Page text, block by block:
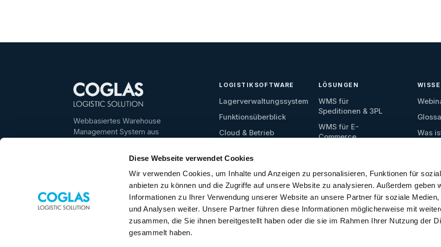
Diese Webseite verwendet Cookies
Wir verwenden Cookies, um Inhalte und Anzeigen zu personalisieren, Funktionen für
anbieten zu können und die Zugriffe auf unsere Website zu analysieren. Außerdem geben
Informationen zu Ihrer Verwendung unserer Website an unsere Partner für soziale Medien,
und Analysen weiter. Unsere Partner führen diese Informationen möglicherweise mit
zusammen, die Sie ihnen bereitgestellt haben oder die sie im Rahmen Ihrer Nutzung der
gesammelt haben.
Webbasiertes Warehouse
Management System aus
schnelle und skalierbare
★ Bestes WMS 2025/2026 ·4,6/5
auf even logistics
★ 4,5/5 auf Google
+49 5031 9417-40
vertrieb@coglas.com
LOGISTIKSOFTWARE
Lagerverwaltungssystem
Funktionsüberblick
Cloud & Betrieb
Versand
Materialflusssteuerung
Schnittstellen
LÖSUNGEN
WMS für
Speditionen & 3PL
WMS für E-
Commerce
Ersatzteillager
WMS für
WMS für kleine
Was